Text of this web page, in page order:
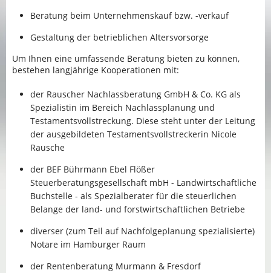
Beratung beim Unternehmenskauf bzw. -verkauf
Gestaltung der betrieblichen Altersvorsorge
Um Ihnen eine umfassende Beratung bieten zu können,
bestehen langjährige Kooperationen mit:
der Rauscher Nachlassberatung GmbH & Co. KG als
Spezialistin im Bereich Nachlassplanung und
Testamentsvollstreckung. Diese steht unter der Leitung
der ausgebildeten Testamentsvollstreckerin Nicole
Rausche
der BEF Bührmann Ebel Flößer
Steuerberatungsgesellschaft mbH - Landwirtschaftliche
Buchstelle - als Spezialberater für die steuerlichen
Belange der land- und forstwirtschaftlichen Betriebe
diverser (zum Teil auf Nachfolgeplanung spezialisierte)
Notare im Hamburger Raum
der Rentenberatung Murmann & Fresdorf